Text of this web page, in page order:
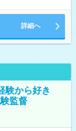
詳細へ
験から好き
監督